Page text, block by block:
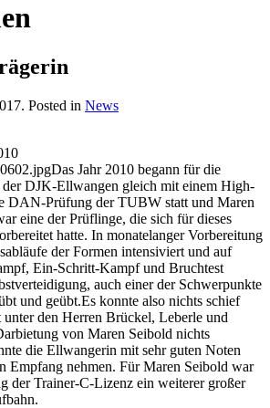
. Posted in News
Jahr 2010 begann für die
DJK-Ellwangen gleich mit einem High-
DAN-Prüfung der TUBW statt und Maren
eine der Prüflinge, die sich für dieses
hatte. In monatelanger Vorbereitung
der Formen intensiviert und auf
Ein-Schritt-Kampf und Bruchtest
auch einer der Schwerpunkte
und geübt.Es konnte also nichts schief
unter den Herren Brückel, Leberle und
von Maren Seibold nichts
die Ellwangerin mit sehr guten Noten
Empfang nehmen. Für Maren Seibold war
der Trainer-C-Lizenz ein weiterer großer